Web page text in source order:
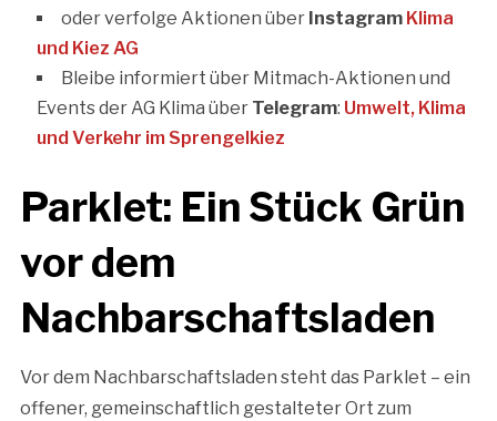
oder verfolge Aktionen über Instagram Klima
und Kiez AG
Bleibe informiert über Mitmach-Aktionen und
Events der AG Klima über Telegram: Umwelt, Klima
und Verkehr im Sprengelkiez
Parklet: Ein Stück Grün
vor dem
Nachbarschaftsladen
Vor dem Nachbarschaftsladen steht das Parklet – ein
offener, gemeinschaftlich gestalteter Ort zum